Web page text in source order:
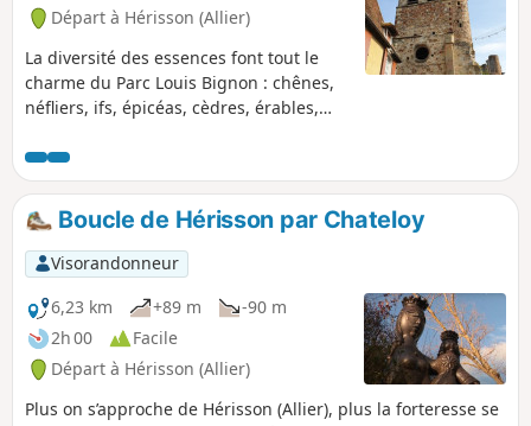
Départ à Hérisson (Allier)
La diversité des essences font tout le
charme du Parc Louis Bignon : chênes,
néfliers, ifs, épicéas, cèdres, érables,
corètes du Japon, bouleaux, etc. Les
vestiges de la forteresse perchée sur un
rocher, s'élèvent au-dessus des toits
dominant l'Aumance dont le cours
protège naturellement le promontoire
fortifié.
Boucle de Hérisson par Chateloy
Visorandonneur
6,23 km
+89 m
-90 m
2h 00
Facile
Départ à Hérisson (Allier)
Plus on s’approche de Hérisson (Allier), plus la forteresse se